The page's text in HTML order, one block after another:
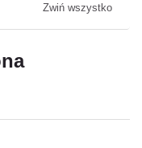
Zwiń wszystko